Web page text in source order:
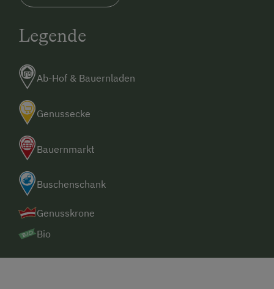
Legende
Ab-Hof & Bauernladen
Genussecke
Bauernmarkt
Buschenschank
Genusskrone
Bio